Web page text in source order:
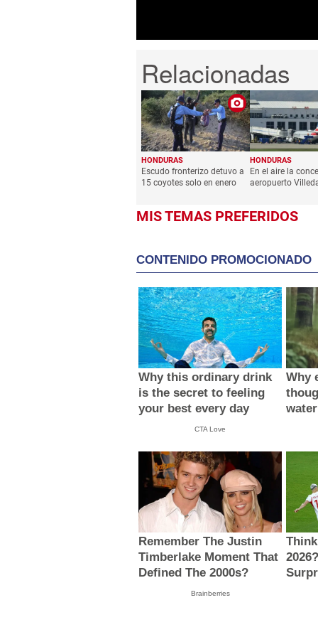
HONDURAS
Escudo fronterizo detuvo a
15 coyotes solo en enero
HONDURAS
En el aire la
aeropuerto
MIS TEMAS PREFERIDOS
CONTENIDO PROMOCIONADO
Why this ordinary drink
is the secret to feeling
your best every day
CTA Love
Why
Remember The Justin
Timberlake Moment That
Defined The 2000s?
Brainberries